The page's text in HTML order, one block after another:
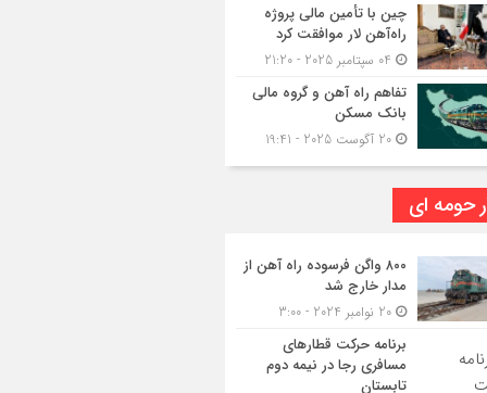
چین با تأمین مالی پروژه
راه‌آهن لار موافقت کرد
تفاهم راه آهن و گروه مالی
بانک مسکن
حومه ای
۸۰۰ واگن فرسوده راه آهن از
مدار خارج شد
برنامه حرکت قطارهای
مسافری رجا در نیمه دوم
تابستان